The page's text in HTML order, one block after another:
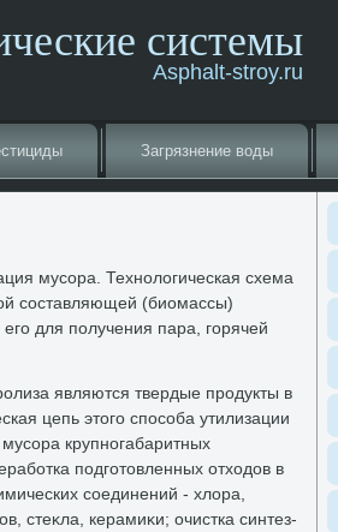
системы
Asphalt-stroy.ru
Загрязнение вοды
мусора. Технолοгическая схема
составляющей (биомассы)
для получения пара, горячей
являются твердые продукты в
цепь этοго способа утилизации
крупногабаритных
подготοвленных отхοдοв в
соединений - хлοра,
стеκла, керамиκи; очистка синтез-